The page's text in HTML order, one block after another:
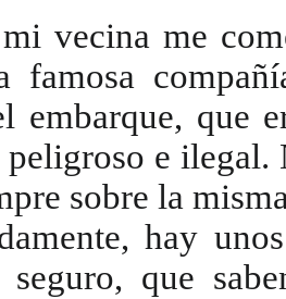
vecina me
famosa
embarque, que
peligroso e
sobre la
hay
seguro, que